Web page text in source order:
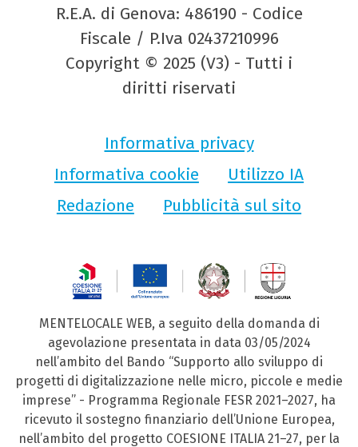
R.E.A. di Genova: 486190 - Codice
Fiscale / P.Iva 02437210996
Copyright © 2025 (V3) - Tutti i
diritti riservati
Informativa privacy
Informativa cookie
Utilizzo IA
Redazione
Pubblicità sul sito
MENTELOCALE WEB, a seguito della domanda di
agevolazione presentata in data 03/05/2024
nell’ambito del Bando “Supporto allo sviluppo di
progetti di digitalizzazione nelle micro, piccole e medie
imprese” - Programma Regionale FESR 2021–2027, ha
ricevuto il sostegno finanziario dell’Unione Europea,
nell’ambito del progetto COESIONE ITALIA 21–27, per la